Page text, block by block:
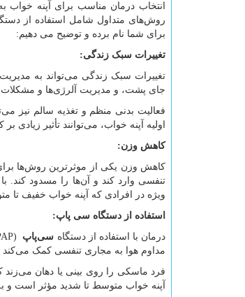
انتخاب درمان مناسب برای آپنه خواب
روش‌های متداول شامل استفاده از
برای شما نام برده و توضیح می دهیم:
تغییرات سبک زندگی:
تغییرات سبک زندگی می‌تواند به
جای پشت، و مدیریت آلرژی‌ها و
فعالیت بدنی منظم و تغذیه سالم نیز
اولیه آپنه خواب، می‌توانند تأثیر زیادی
کاهش وزن:
کاهش وزن یکی از موثرترین روش‌ها
تنفسی وارد کند و آن‌ها را مسدود کند.
ویژه در افرادی که آپنه خواب خفیف تا
استفاده از دستگاه سی پاپ:
درمان با استفاده از دستگاه سی‌پاپ
مداوم هوا به مجاری تنفسی کمک می‌کند
فرد ماسکی را روی بینی یا دهان می‌زند
آپنه خواب متوسط تا شدید مؤثر است و